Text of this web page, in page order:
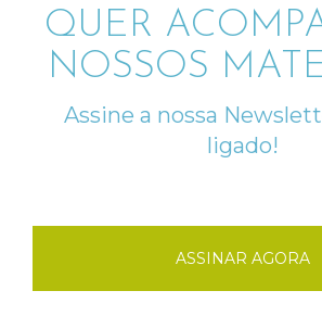
QUER
NOSSOS
Assine a nossa
ligado!
ASSINAR AGORA